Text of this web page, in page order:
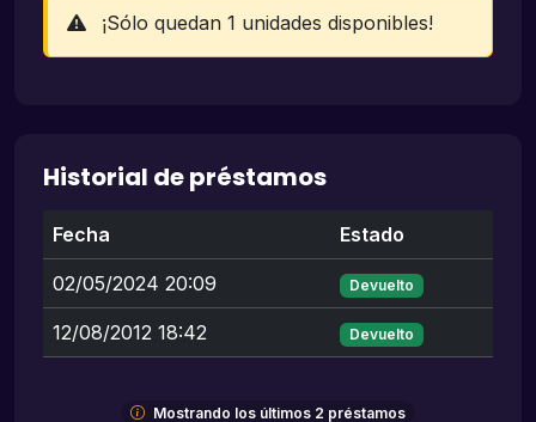
¡Sólo quedan 1 unidades disponibles!
Historial de préstamos
Fecha Estado
02/05/2024 20:09 Devuelto
12/08/2012 18:42 Devuelto
Mostrando los últimos 2 préstamos